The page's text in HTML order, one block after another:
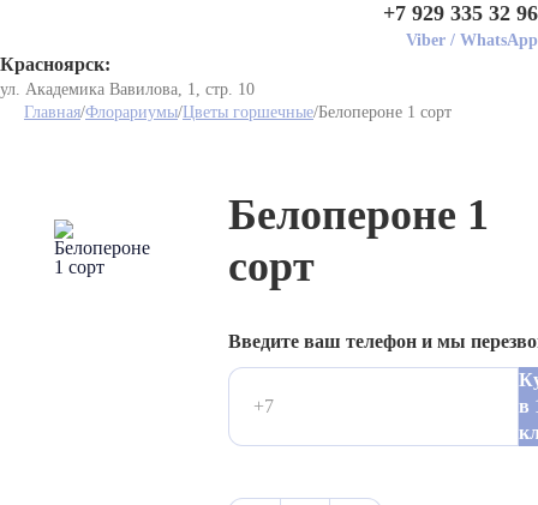
+7 929 335 32 96
Viber / WhatsApp
Красноярск:
ул. Академика Вавилова, 1, стр. 10
Главная/Флорариумы/Цветы горшечные/Белопероне 1 сорт
Белопероне 1
сорт
Введите ваш телефон и мы
в